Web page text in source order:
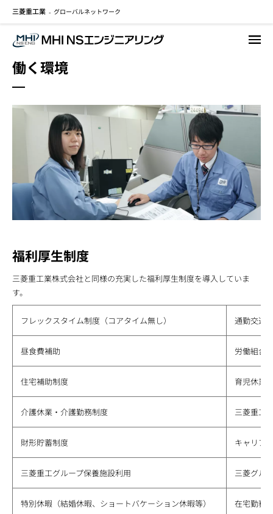
三菱重工業 - グローバルネットワーク
働く環境
福利厚生制度
三菱重工業株式会社と同様の充実した福利厚生制度を導入していま
す。
フレックスタイム制度（コアタイム無し） 通勤交通
昼食費補助 労働組合
住宅補助制度 育児休業
介護休業・介護勤務制度 三菱重工
財形貯蓄制度 キャリア
三菱重工グループ保養施設利用 三菱グル
特別休暇（結婚休暇、ショートバケーション休暇等） 在宅勤務